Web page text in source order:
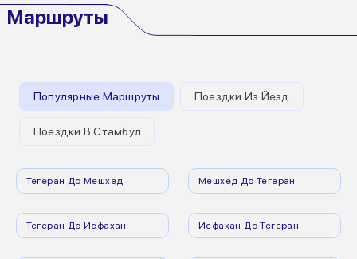
Маршруты
Популярные Маршруты Поездки Из Йезд
Поездки В Стамбул
Тегеран До Мешхед Мешхед До Тегеран
Тегеран До Исфахан Исфахан До Тегеран